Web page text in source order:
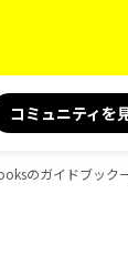
コミュニティを
のガイドブック